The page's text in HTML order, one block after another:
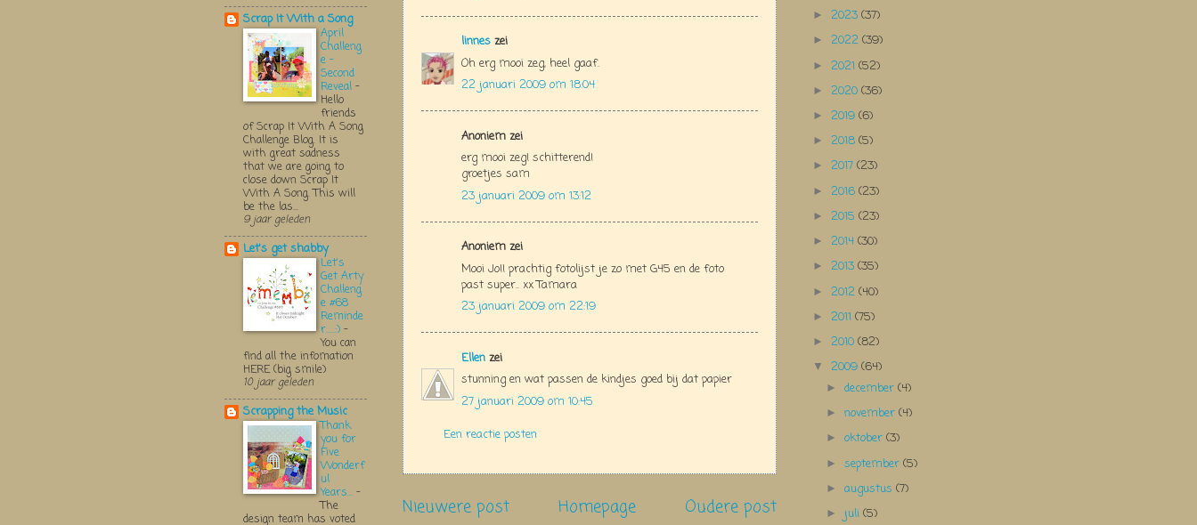
linnes zei
Oh erg mooi zeg, heel gaaf.
22 januari 2009 om 18:04
Anoniem zei
erg mooi zeg! schitterend!
groetjes sam
23 januari 2009 om 13:12
Anoniem zei
Mooi Jo!! prachtig fotolijst je zo met G45 en de foto
past super.. xx Tamara
23 januari 2009 om 22:19
Ellen zei
stunning en wat passen de kindjes goed bij dat papier
27 januari 2009 om 10:45
Een reactie posten
Nieuwere post Oudere post
Homepage
Scrap It With a Song
April
Challeng
e -
Second
Reveal -
Hello
friends
of Scrap It With A Song
Challenge Blog. It is
with great sadness
that we are going to
close down Scrap It
With A Song. This will
be the las...
9 jaar geleden
Let's get shabby
Let's
Get Arty
Challeng
e #68
Reminde
r.....:) -
You can
find all the infomation
HERE (big smile)
10 jaar geleden
Scrapping the Music
Thank
you for
Five
Wonderf
ul
Years... -
The
design team has voted
► 2023 (37)
► 2022 (39)
► 2021 (52)
► 2020 (36)
► 2019 (6)
► 2018 (5)
► 2017 (23)
► 2016 (23)
► 2015 (23)
► 2014 (30)
► 2013 (35)
► 2012 (40)
► 2011 (75)
► 2010 (82)
▼ 2009 (64)
►december(4)
►november(4)
►oktober(3)
►september(5)
►augustus(7)
► juli(5)